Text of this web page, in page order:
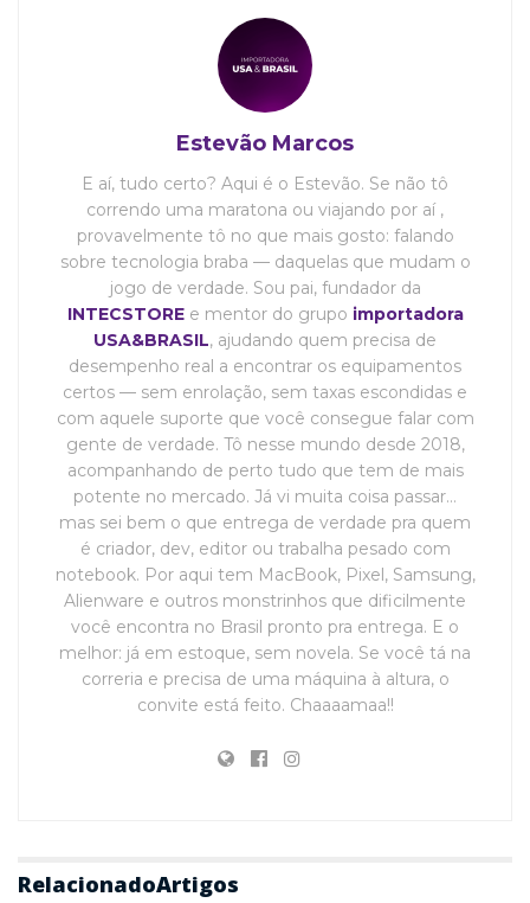
Estevão Marcos
E aí, tudo certo? Aqui é o Estevão. Se não tô
correndo uma maratona ou viajando por aí ,
provavelmente tô no que mais gosto: falando
sobre tecnologia braba — daquelas que mudam o
jogo de verdade. Sou pai, fundador da
INTECSTOREe mentor do grupo importadora
USA&BRASIL, ajudando quem precisa de
desempenho real a encontrar os equipamentos
certos — sem enrolação, sem taxas escondidas e
com aquele suporte que você consegue falar com
gente de verdade. Tô nesse mundo desde 2018,
acompanhando de perto tudo que tem de mais
potente no mercado. Já vi muita coisa passar…
mas sei bem o que entrega de verdade pra quem
é criador, dev, editor ou trabalha pesado com
notebook. Por aqui tem MacBook, Pixel, Samsung,
Alienware e outros monstrinhos que dificilmente
você encontra no Brasil pronto pra entrega. E o
melhor: já em estoque, sem novela. Se você tá na
correria e precisa de uma máquina à altura, o
convite está feito. Chaaaamaa!!
RelacionadoArtigos